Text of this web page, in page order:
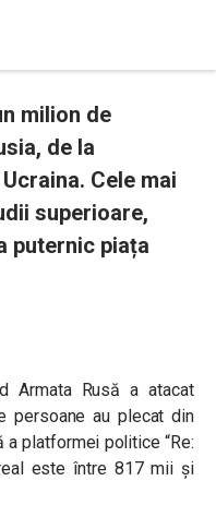
milion de
de la
Cele mai
superioare,
puternic piața
Armata Rusă a atacat
persoane au plecat din
a platformei politice “Re:
este între 817 mii și